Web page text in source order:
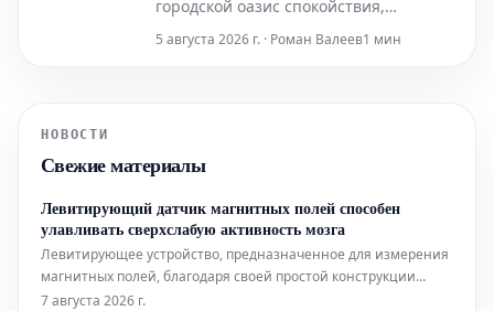
городской оазис спокойствия,
насыщенную жизнь города. Это место,
5 августа 2026 г. · Роман Валеев1 мин
НОВОСТИ
Свежие материалы
Левитирующий датчик магнитных полей способен
улавливать сверхслабую активность мозга
Левитирующее устройство, предназначенное для измерения
магнитных полей, благодаря своей простой конструкции
может составить конкуренцию гораздо более сложным
7 августа 2026 г.